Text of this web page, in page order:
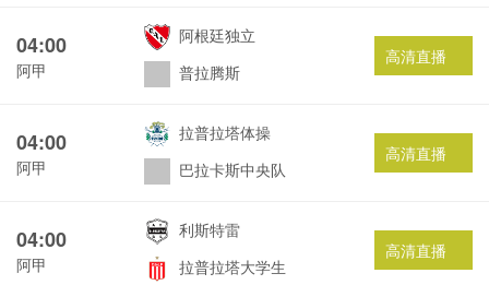
04:00
阿甲
阿根廷独立
普拉腾斯
高清直播
04:00
阿甲
拉普拉塔体操
巴拉卡斯中央队
高清直播
04:00
阿甲
利斯特雷
拉普拉塔大学生
高清直播